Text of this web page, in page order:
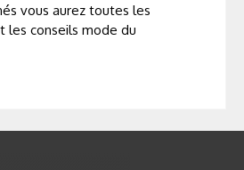
vous aurez toutes les
les conseils mode du